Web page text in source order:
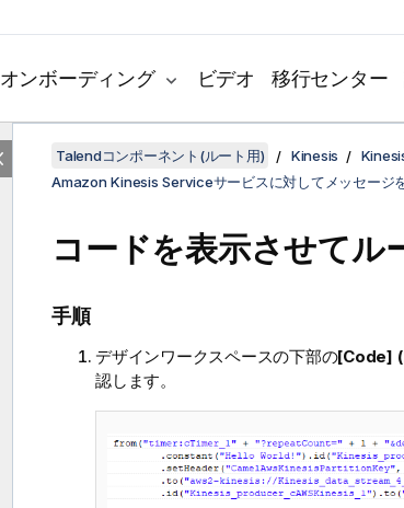
オンボーディング ビデオ 移行センター
Talendコンポーネント(ルート用) Kinesis
Amazon Kinesis Serviceサービスに対してメッセージ
コードを表示させてル
手順
デザインワークスペースの下部の[Code] (
認します。